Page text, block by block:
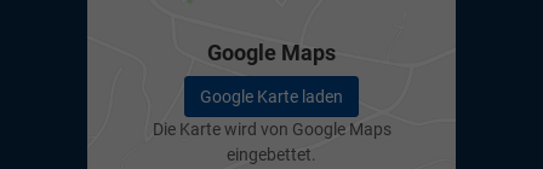
Google Maps
Google Karte laden
Die Karte wird von Google Maps
eingebettet.